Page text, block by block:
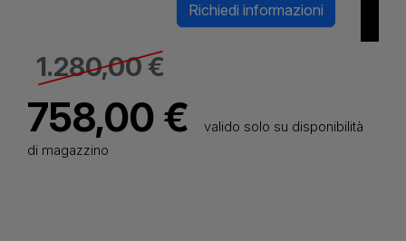
Richiedi informazioni
1.280,00 €
758,00 €
valido solo su disponibilità
di magazzino